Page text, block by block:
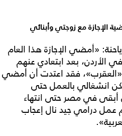
الإجازة مع زوجتي وأبنائي
«أمضي الإجازة هذا العام
الأردن، بعد ابتعادي عنهم
فقد اعتدت أن أمضي
انشغالي بالعمل حتى
في مصر حتى انتهاء
عمل درامي جيد نال إعجاب